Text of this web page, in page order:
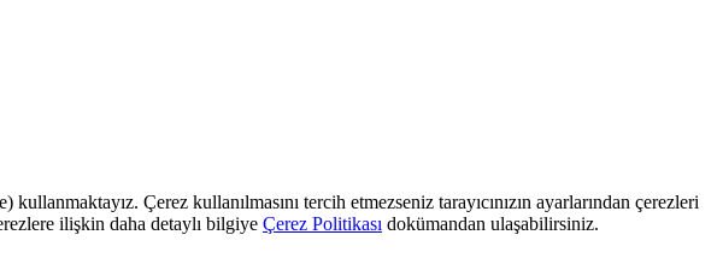
Çerez kullanılmasını tercih etmezseniz tarayıcınızın ayarlarından çerezleri
ilişkin daha detaylı bilgiye Çerez Politikası dokümandan ulaşabilirsiniz.